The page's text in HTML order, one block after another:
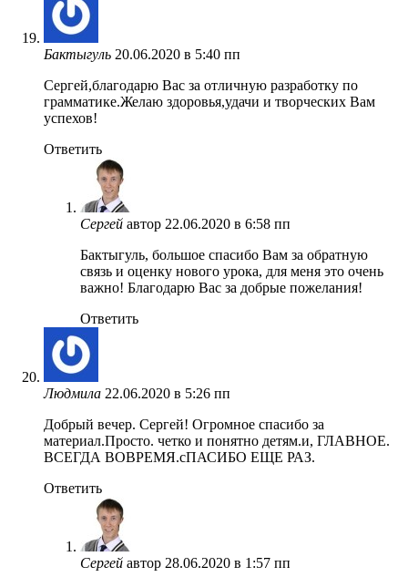
Бактыгуль 20.06.2020 в 5:40 пп
Сергей,благодарю Вас за отличную разработку по
грамматике.Желаю здоровья,удачи и творческих Вам
успехов!
Ответить
Сергей автор 22.06.2020 в 6:58 пп
Бактыгуль, большое спасибо Вам за обратную
связь и оценку нового урока, для меня это очень
важно! Благодарю Вас за добрые пожелания!
Ответить
Людмила 22.06.2020 в 5:26 пп
Добрый вечер. Сергей! Огромное спасибо за
материал.Просто. четко и понятно детям.и, ГЛАВНОЕ.
ВСЕГДА ВОВРЕМЯ.сПАСИБО ЕЩЕ РАЗ.
Ответить
Сергей автор 28.06.2020 в 1:57 пп